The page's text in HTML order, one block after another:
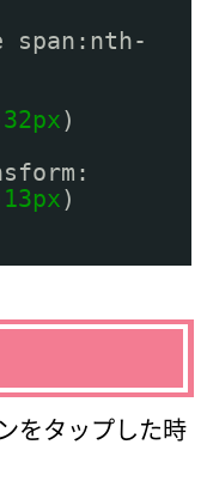
span:nth-
)
)
をタップした時